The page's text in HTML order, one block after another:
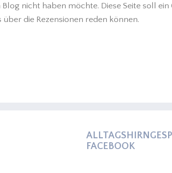
nicht haben möchte. Diese Seite soll
über die Rezensionen reden können.
FACEBOOK